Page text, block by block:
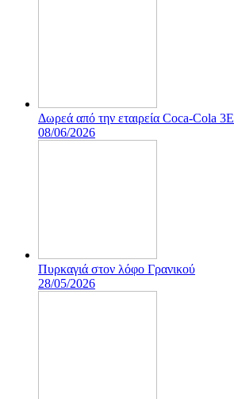
Δωρεά από την εταιρεία Coca-Cola 3E
08/06/2026
Πυρκαγιά στον λόφο Γρανικού
28/05/2026